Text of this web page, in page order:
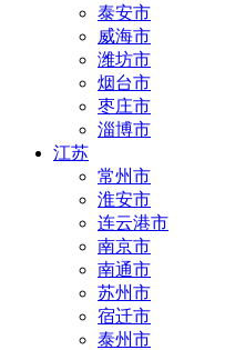
泰安市
威海市
潍坊市
烟台市
枣庄市
淄博市
江苏
常州市
淮安市
连云港市
南京市
南通市
苏州市
宿迁市
泰州市